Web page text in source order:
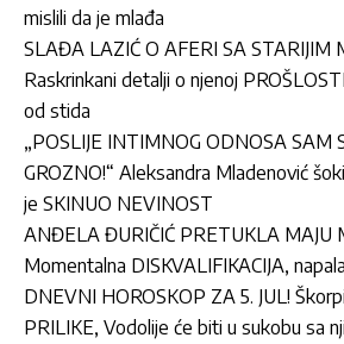
mislili da je mlađa
SLAĐA LAZIĆ O AFERI SA STARIJIM
Raskrinkani detalji o njenoj
od stida
„POSLIJE INTIMNOG ODNOSA SAM
GROZNO!“ Aleksandra Mladenović
je SKINUO NEVINOST
ANĐELA ĐURIČIĆ PRETUKLA MAJU
Momentalna DISKVALIFIKACIJA,
DNEVNI HOROSKOP ZA 5. JUL!
PRILIKE, Vodolije će biti u sukobu sa